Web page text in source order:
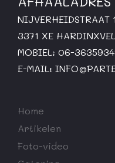
NIJVERHEIDSTRAAT 1
3371 XE
MOBIEL: 06-
E-MAIL:
Home
Artikelen
Foto-video